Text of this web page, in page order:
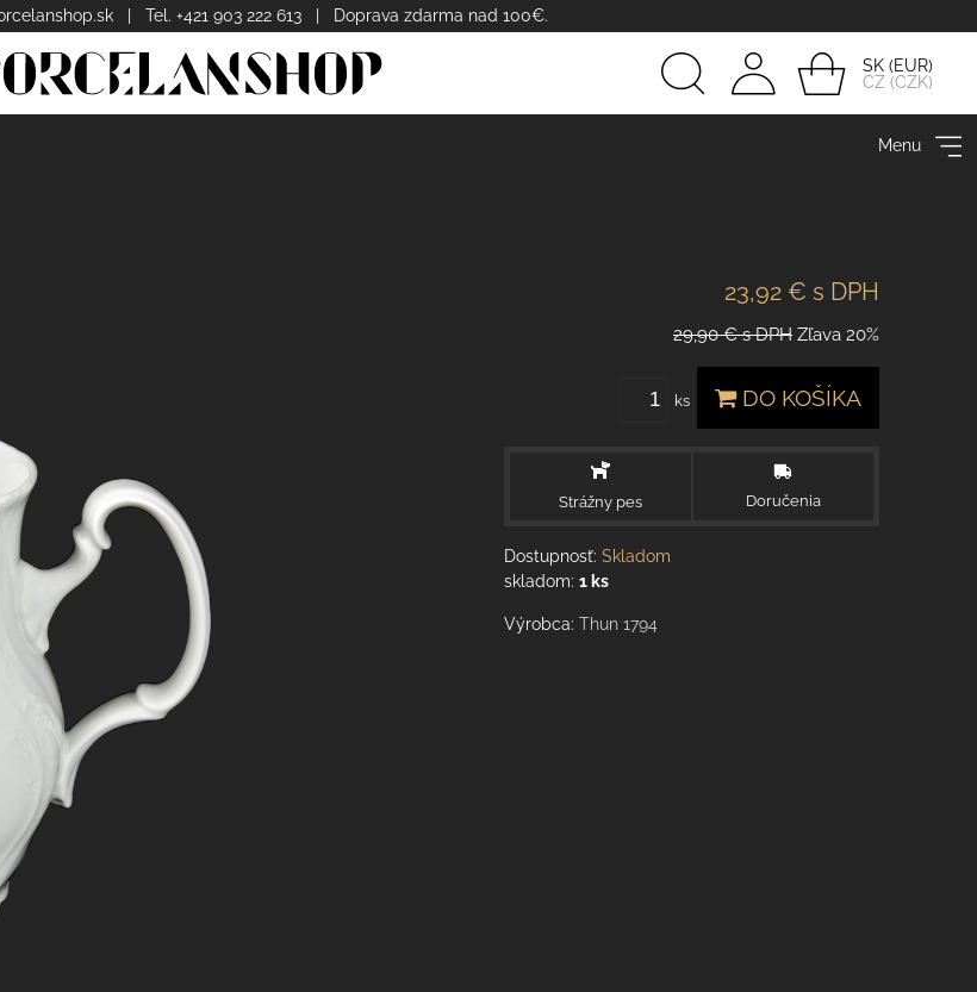
| Tel. +421 903 222 613 | Doprava zdarma nad 100€.
Prihlásiť
SK
CZ
Menu
23,92 € s DPH
29,90 € s DPH Zľava 20%
ks DO KOŠÍKA
Strážny pes Doručenia
Dostupnosť: Skladom
skladom: 1 ks
Výrobca: Thun 1794